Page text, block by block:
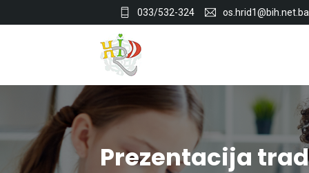
033/532-324 os.hrid1@bih.net.ba
Prezentacija